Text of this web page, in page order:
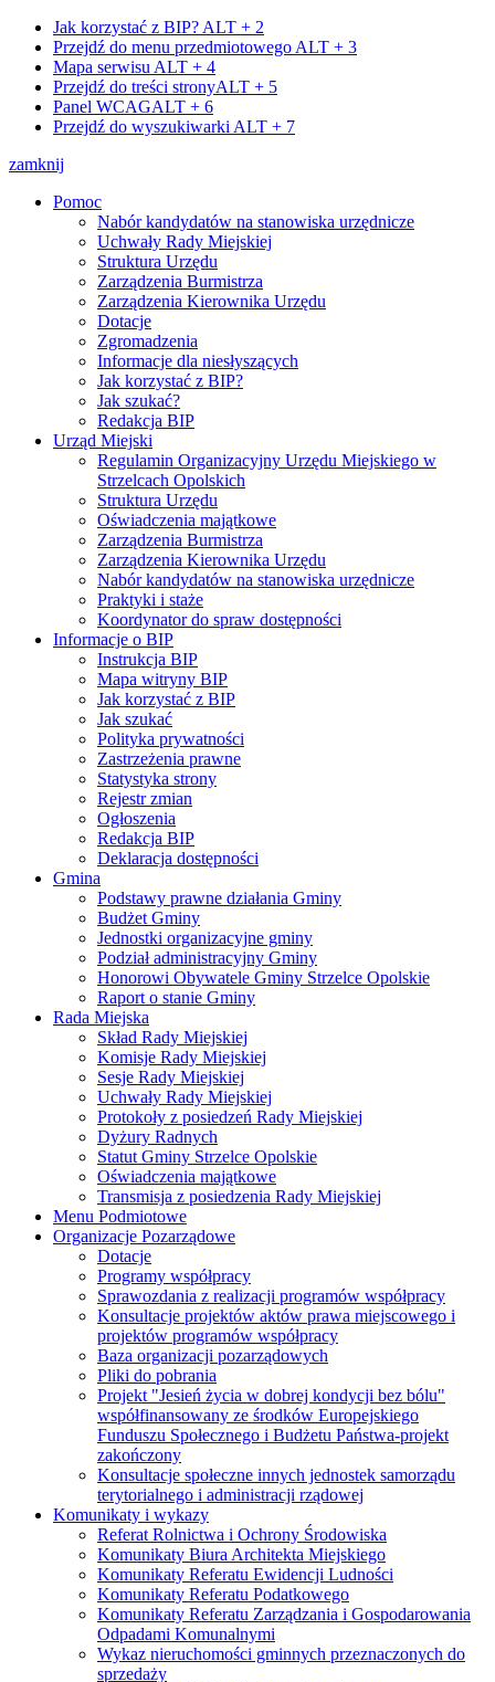
Jak korzystać z BIP? ALT + 2
Przejdź do menu przedmiotowego ALT + 3
Mapa serwisu ALT + 4
Przejdź do treści stronyALT + 5
Panel WCAGALT + 6
Przejdź do wyszukiwarki ALT + 7
zamknij
Pomoc
Nabór kandydatów na stanowiska urzędnicze
Uchwały Rady Miejskiej
Struktura Urzędu
Zarządzenia Burmistrza
Zarządzenia Kierownika Urzędu
Dotacje
Zgromadzenia
Informacje dla niesłyszących
Jak korzystać z BIP?
Jak szukać?
Redakcja BIP
Urząd Miejski
Regulamin Organizacyjny Urzędu Miejskiego w
Strzelcach Opolskich
Struktura Urzędu
Oświadczenia majątkowe
Zarządzenia Burmistrza
Zarządzenia Kierownika Urzędu
Nabór kandydatów na stanowiska urzędnicze
Praktyki i staże
Koordynator do spraw dostępności
Informacje o BIP
Instrukcja BIP
Mapa witryny BIP
Jak korzystać z BIP
Jak szukać
Polityka prywatności
Zastrzeżenia prawne
Statystyka strony
Rejestr zmian
Ogłoszenia
Redakcja BIP
Deklaracja dostępności
Gmina
Podstawy prawne działania Gminy
Budżet Gminy
Jednostki organizacyjne gminy
Podział administracyjny Gminy
Honorowi Obywatele Gminy Strzelce Opolskie
Raport o stanie Gminy
Rada Miejska
Skład Rady Miejskiej
Komisje Rady Miejskiej
Sesje Rady Miejskiej
Uchwały Rady Miejskiej
Protokoły z posiedzeń Rady Miejskiej
Dyżury Radnych
Statut Gminy Strzelce Opolskie
Oświadczenia majątkowe
Transmisja z posiedzenia Rady Miejskiej
Menu Podmiotowe
Organizacje Pozarządowe
Dotacje
Programy współpracy
Sprawozdania z realizacji programów współpracy
Konsultacje projektów aktów prawa miejscowego i
projektów programów współpracy
Baza organizacji pozarządowych
Pliki do pobrania
Projekt "Jesień życia w dobrej kondycji bez bólu"
współfinansowany ze środków Europejskiego
Funduszu Społecznego i Budżetu Państwa-projekt
zakończony
Konsultacje społeczne innych jednostek samorządu
terytorialnego i administracji rządowej
Komunikaty i wykazy
Referat Rolnictwa i Ochrony Środowiska
Komunikaty Biura Architekta Miejskiego
Komunikaty Referatu Ewidencji Ludności
Komunikaty Referatu Podatkowego
Komunikaty Referatu Zarządzania i Gospodarowania
Odpadami Komunalnymi
Wykaz nieruchomości gminnych przeznaczonych do
sprzedaży